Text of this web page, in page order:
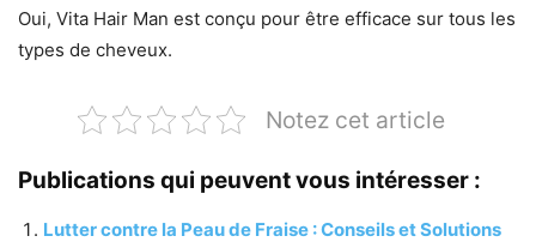
Oui, Vita Hair Man est conçu pour être efficace sur tous les
types de cheveux.
Notez cet article
Publications qui peuvent vous intéresser :
Lutter contre la Peau de Fraise : Conseils et Solutions